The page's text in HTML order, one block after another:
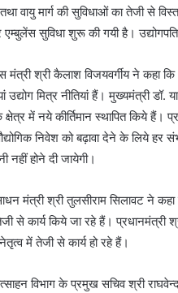
वायु मार्ग की सुविधाओं का तेजी से
सुविधा शुरू की गयी है।
मंत्री श्री कैलाश विजयवर्गीय ने कहा
उद्योग मित्र नीतियां हैं। मुख्यमंत्री
क्षेत्र में नये कीर्तिमान स्थापित किये
निवेश को बढ़ावा देने के लिये हर
नहीं होने दी जायेगी।
मंत्री श्री तुलसीराम सिलावट ने
तेजी से कार्य किये जा रहे हैं।
में तेजी से कार्य हो रहे हैं।
विभाग के प्रमुख सचिव श्री